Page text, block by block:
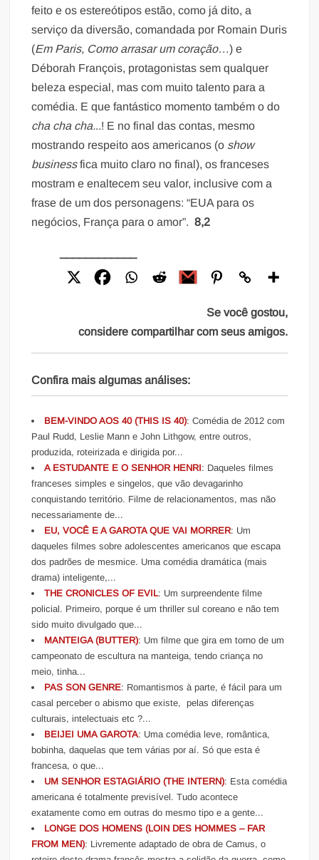
feito e os estereótipos estão, como já dito, a
serviço da diversão, comandada por Romain Duris
(Em Paris, Como arrasar um coração…) e
Déborah François, protagonistas sem qualquer
beleza especial, mas com muito talento para a
comédia. E que fantástico momento também o do
cha cha cha...! E no final das contas, mesmo
mostrando respeito aos americanos (o show
businessfica muito claro no final), os franceses
mostram e enaltecem seu valor, inclusive com a
frase de um dos personagens: “EUA para os
negócios, França para o amor”.8,2
Se você gostou,
considere compartilhar com seus amigos.
Confira mais algumas análises:
BEM-VINDO AOS 40 (THIS IS 40): Comédia de 2012 com
Paul Rudd, Leslie Mann e John Lithgow, entre outros,
produzida, roteirizada e dirigida por...
A ESTUDANTE E O SENHOR HENRI: Daqueles filmes
franceses simples e singelos, que vão devagarinho
conquistando território. Filme de relacionamentos, mas não
necessariamente de...
EU, VOCÊ E A GAROTA QUE VAI MORRER: Um
daqueles filmes sobre adolescentes americanos que escapa
dos padrões de mesmice. Uma comédia dramática (mais
drama) inteligente,...
THE CRONICLES OF EVIL: Um surpreendente filme
policial. Primeiro, porque é um thriller sul coreano e não tem
sido muito divulgado que...
MANTEIGA (BUTTER): Um filme que gira em torno de um
campeonato de escultura na manteiga, tendo criança no
meio, tinha...
PAS SON GENRE: Romantismos à parte, é fácil para um
casal perceber o abismo que existe, pelas diferenças
culturais, intelectuais etc ?...
BEIJEI UMA GAROTA: Uma comédia leve, romântica,
bobinha, daquelas que tem várias por aí. Só que esta é
francesa, o que...
UM SENHOR ESTAGIÁRIO (THE INTERN): Esta comédia
americana é totalmente previsível. Tudo acontece
exatamente como em outras do mesmo tipo e a gente...
LONGE DOS HOMENS (LOIN DES HOMMES – FAR
FROM MEN): Livremente adaptado de obra de Camus, o